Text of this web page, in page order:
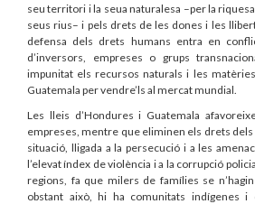
seu territori i la seua naturalesa –per la
seus rius– i pels drets de les dones i les
defensa dels drets humans entra en
d’inversors, empreses o grups
impunitat els recursos naturals i les
Guatemala per vendre’ls al mercat mundial.
Les lleis d’Hondures i Guatemala
empreses, mentre que eliminen els drets dels
situació, lligada a la persecució i a les
l’elevat índex de violència i a la corrupció
regions, fa que milers de famílies se
obstant això, hi ha comunitats indígenes i